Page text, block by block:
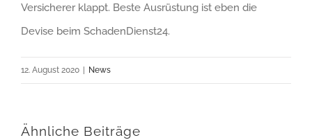
Versicherer klappt. Beste Ausrüstung ist eben die
Devise beim SchadenDienst24.
12. August 2020 | News
Ähnliche Beiträge